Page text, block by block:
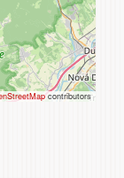
contributors